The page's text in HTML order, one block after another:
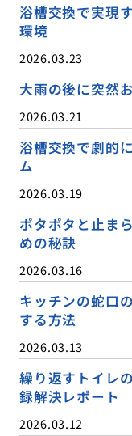
浴槽交換で実現
環境
2026.03.23
大雨の後に突然
2026.03.21
浴槽交換で劇的
ム
2026.03.19
ポタポタと止ま
めの秘訣
2026.03.16
キッチンの蛇口
する方法
2026.03.13
繰り返すトイレ
録解決レポート
2026.03.12